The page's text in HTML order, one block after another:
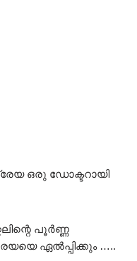
ഒരു ഡോക്ടറായി
പൂർണ്ണ
ഏൽപ്പിക്കും …..